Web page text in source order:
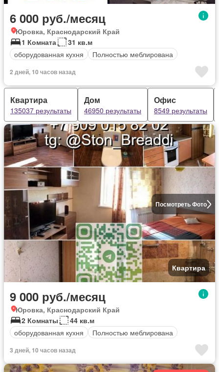
6 000 руб./месяц
Юровка, Краснодарский Край
1 Комната
31 кв.м
оборудованная кухня
Полностью меблирована
2 дней, 10 часов назад
Квартира
135037 результаты
Дом
46950 результаты
Офис
8549 результаты
Посмотреть Фото
Квартира
9 000 руб./месяц
Юровка, Краснодарский Край
2 Комнаты
44 кв.м
оборудованная кухня
Полностью меблирована
3 дней, 10 часов назад